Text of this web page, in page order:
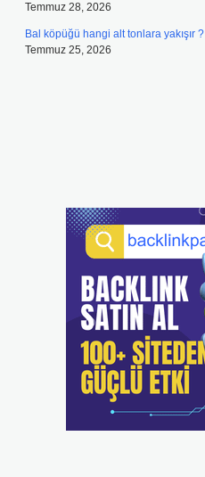
Temmuz 28, 2026
Bal köpüğü hangi alt tonlara yakışır ?
Temmuz 25, 2026